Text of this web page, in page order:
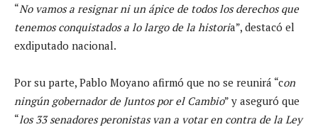
“No vamos a resignar ni un ápice de todos los derechos que
tenemos conquistados a lo largo de la historia”, destacó el
exdiputado nacional.
Por su parte, Pablo Moyano afirmó que no se reunirá “con
ningún gobernador de Juntos por el Cambio” y aseguró que
“los 33 senadores peronistas van a votar en contra de la Ley